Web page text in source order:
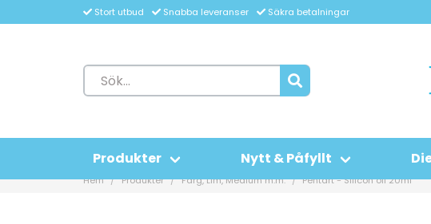
Stort utbud Snabba leveranser Säkra betalningar
Produkter Nytt & Påfyllt
Hem Produkter Färg, Lim, Medium m.m. Pentart - Silicon oil 20ml